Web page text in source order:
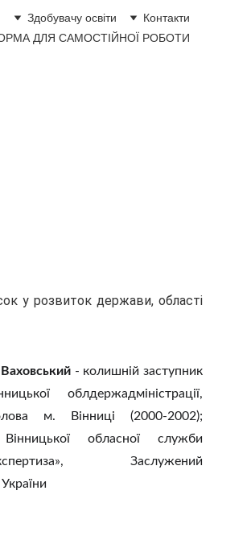
Здобувачу освіти
Контакти
ДЛЯ САМОСТІЙНОЇ РОБОТИ
у розвиток держави, області
- колишній заступник
облдержадміністрації,
м. Вінниці (2000-2002);
обласної служби
Заслужений